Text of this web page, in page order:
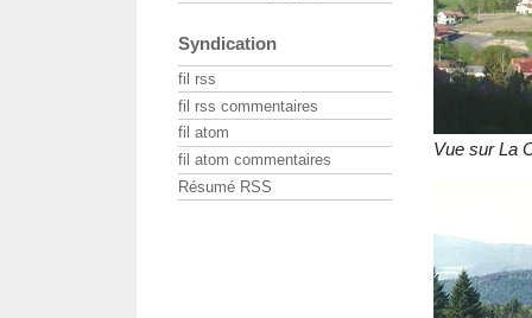
Vue sur La
Syndication
fil rss
fil rss commentaires
fil atom
fil atom commentaires
Résumé RSS